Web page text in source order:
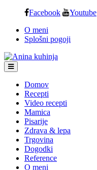
content
Facebook Youtube
O meni
Splošni pogoji
Domov
Recepti
Video recepti
Mamica
Pisarije
Zdrava & lepa
Trgovina
Dogodki
Reference
O meni